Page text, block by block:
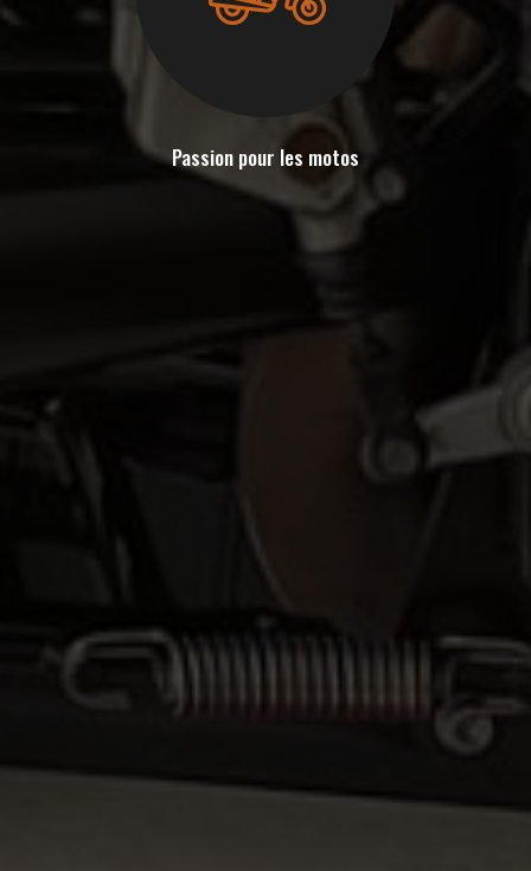
Passion pour les motos